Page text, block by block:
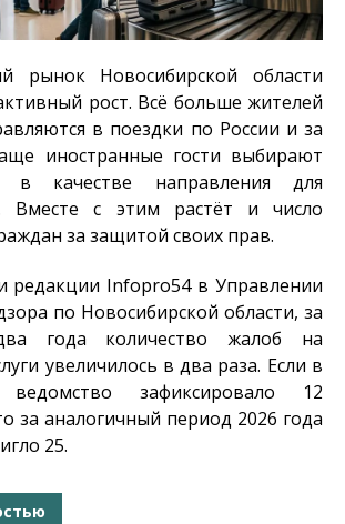
рынок Новосибирской области
рост. Всё больше жителей
в поездки по России и за
иностранные гости выбирают
в качестве направления для
Вместе с этим растёт и число
за защитой своих прав.
редакции Infopro54в Управлении
по Новосибирской области, за
года количество жалоб на
увеличилось в два раза. Если в
зафиксировало 12
за аналогичный период 2026 года
25.